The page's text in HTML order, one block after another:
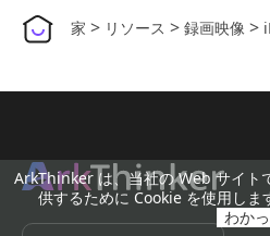
家 > リソース > 録画映像 >
ArkThinker は、当社の Web サイト
供するために Cookie を使用しま
わか